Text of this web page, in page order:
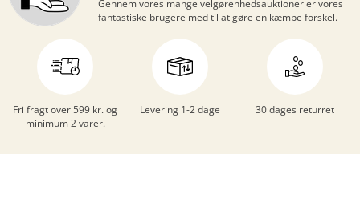
Fri fragt over 599 kr. og
minimum 2 varer.
Levering 1-2 dage 30 dages returret
Gennem vores mange velgørenhedsauktionerer vores
fantastiske brugere med til at gøre en kæmpe forskel.